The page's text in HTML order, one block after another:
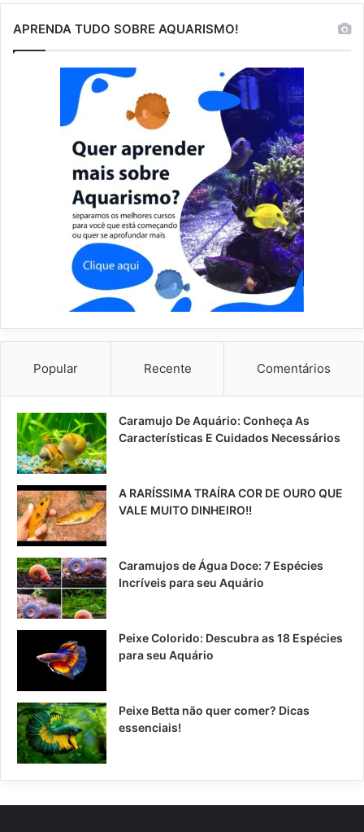
APRENDA TUDO SOBRE AQUARISMO!
Popular Recente Comentários
Caramujo De Aquário: Conheça As
Características E Cuidados Necessários
A RARÍSSIMA TRAÍRA COR DE OURO QUE
VALE MUITO DINHEIRO!!
Caramujos de Água Doce: 7 Espécies
Incríveis para seu Aquário
Peixe Colorido: Descubra as 18 Espécies
para seu Aquário
Peixe Betta não quer comer? Dicas
essenciais!